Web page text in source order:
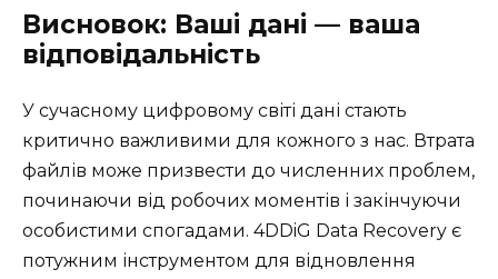
Висновок: Ваші дані — ваша
відповідальність
У сучасному цифровому світі дані стають
критично важливими для кожного з нас. Втрата
файлів може призвести до численних проблем,
починаючи від робочих моментів і закінчуючи
особистими спогадами. 4DDiG Data Recovery є
потужним інструментом для відновлення